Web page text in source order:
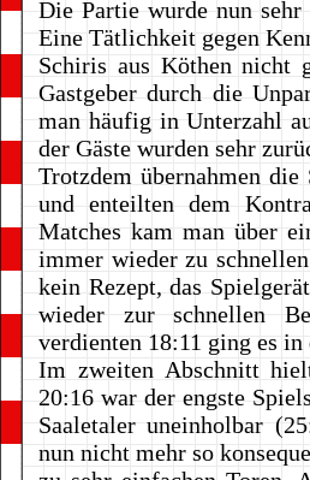
Die Partie wurde nun
Eine Tätlichkeit gegen
Schiris aus Köthen nicht
Gastgeber durch die
man häufig in Unterzahl
der Gäste wurden sehr
Trotzdem übernahmen
und enteilten dem
Matches kam man über
immer wieder zu
kein Rezept, das
wieder zur schnellen
verdienten 18:11 ging es in
Im zweiten Abschnitt
20:16 war der engste
Saaletaler uneinholbar
nun nicht mehr so